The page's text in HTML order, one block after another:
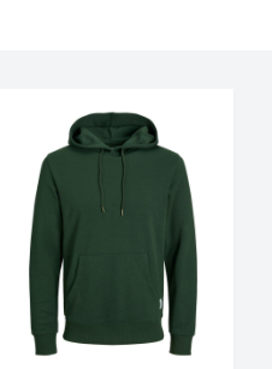
Jack & Jones hoodie sweater
donkergroen
€ 49,95
Op voorraad
Jack & Jones hoodie sweater zwart
Jack & Jones logo